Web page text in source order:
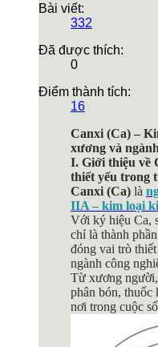
Bài viết:
332
Đã được thích:
0
Điểm thành tích:
16
Canxi (Ca) –
xương và
I. Giới thiệu về
thiết yếu trong
Canxi (Ca) là
IIA – kim loại
Với ký hiệu Ca,
chỉ là thành
đóng vai trò
ngành công
Từ xương
phân bón, thuốc
nơi trong cuộc